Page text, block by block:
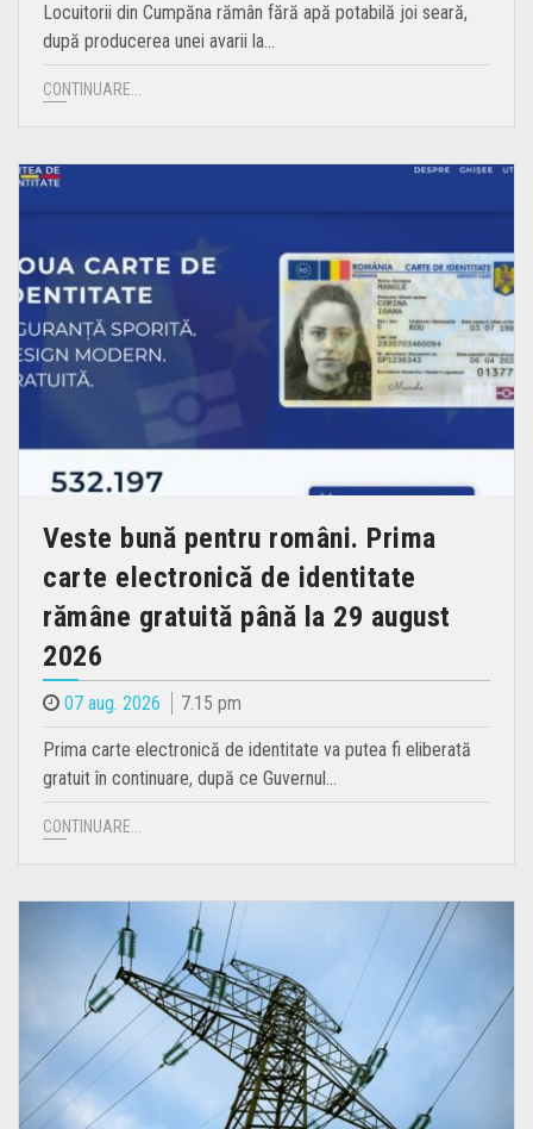
Locuitorii din Cumpăna rămân fără apă potabilă joi seară,
după producerea unei avarii la…
CONTINUARE...
Veste bună pentru români. Prima
carte electronică de identitate
rămâne gratuită până la 29 august
2026
07 aug. 2026 7.15 pm
Prima carte electronică de identitate va putea fi eliberată
gratuit în continuare, după ce Guvernul…
CONTINUARE...